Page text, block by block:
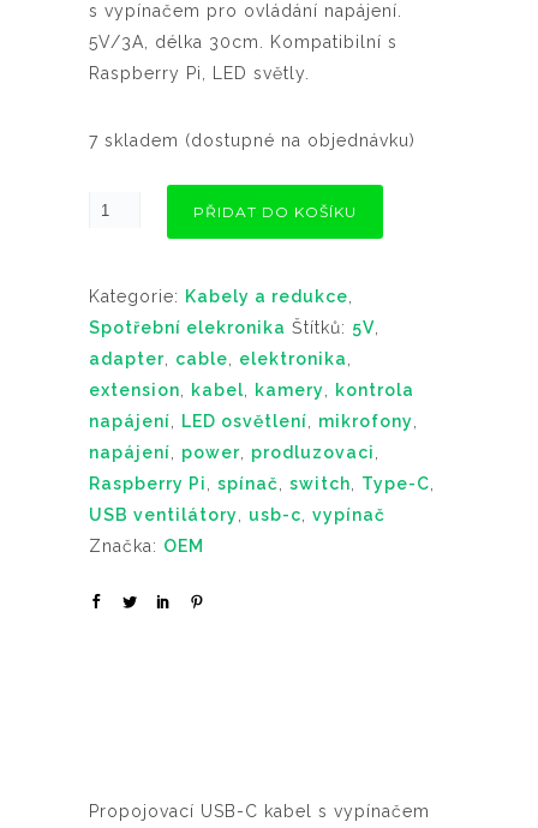
s vypínačem pro ovládání napájení.
5V/3A, délka 30cm. Kompatibilní s
Raspberry Pi, LED světly.
7 skladem (dostupné na objednávku)
PŘIDAT DO KOŠÍKU
Kategorie: Kabely a redukce
Spotřební elekronika Štítků: 5V
adapter
cable elektronika
extension
kabel kamery
kontrola
napájení
LED osvětlení mikrofony
napájení
power prodluzovaci
Raspberry Pi
spínač switch Type-C
USB ventilátory
usb-c
vypínač
Značka: OEM
Propojovací USB-C kabel s vypínačem